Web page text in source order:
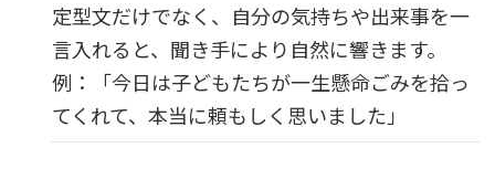
定型文だけでなく、自分の気持ちや出来事を一
言入れると、聞き手により自然に響きます。
例：「今日は子どもたちが一生懸命ごみを拾っ
てくれて、本当に頼もしく思いました」